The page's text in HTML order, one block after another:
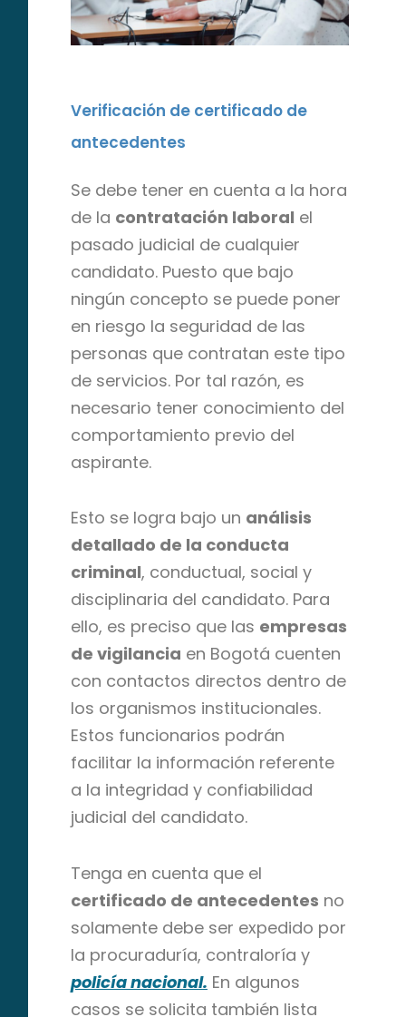
Verificación de certificado de
antecedentes
Se debe tener en cuenta a la hora
de la contratación laboral el
pasado judicial de cualquier
candidato. Puesto que bajo
ningún concepto se puede poner
en riesgo la seguridad de las
personas que contratan este tipo
de servicios. Por tal razón, es
necesario tener conocimiento del
comportamiento previo del
aspirante.
Esto se logra bajo un análisis
detallado de la conducta
criminal, conductual, social y
disciplinaria del candidato. Para
ello, es preciso que las empresas
de vigilancia en Bogotá cuenten
con contactos directos dentro de
los organismos institucionales.
Estos funcionarios podrán
facilitar la información referente
a la integridad y confiabilidad
judicial del candidato.
Tenga en cuenta que el
certificado de antecedentes no
solamente debe ser expedido por
la procuraduría, contraloría y
policía nacional. En algunos
casos se solicita también lista